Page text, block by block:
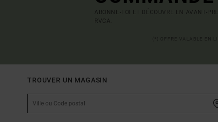
ABONNE-TOI ET DÉCOUVRE EN AVANT-
RVCA.
TROUVER UN MAGASIN